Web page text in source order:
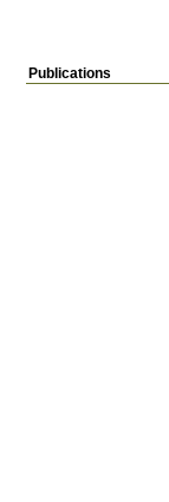
Publications